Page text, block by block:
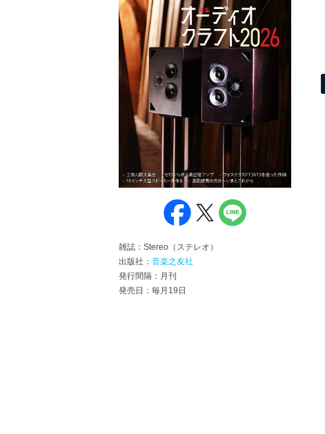
雑誌：Stereo（ステレオ）
出版社： 音楽之友社
発行間隔：月刊
発売日：毎月19日